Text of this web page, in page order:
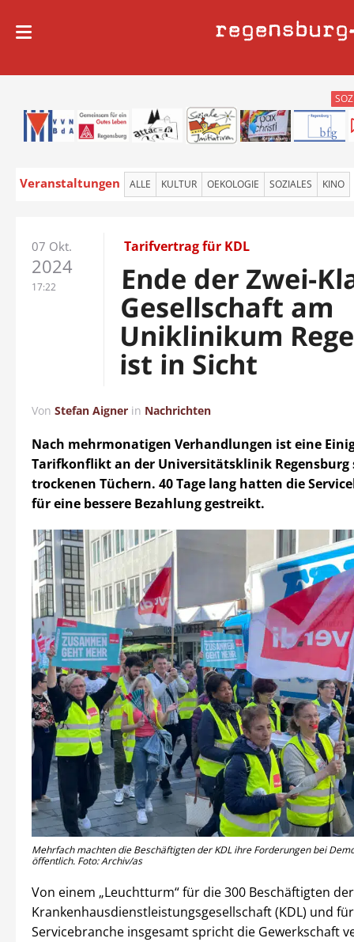
regensburg
Veranstaltungen ALLE KULTUR OEKOLOGIE SOZIALES KINO
07 Okt.
2024
17:22
Tarifvertrag für KDL
Ende der Zwei-
Gesellschaft am
Uniklinikum
ist in Sicht
Von Stefan Aigner in Nachrichten
Nach mehrmonatigen Verhandlungen ist eine
Tarifkonflikt an der Universitätsklinik Regensburg
trockenen Tüchern. 40 Tage lang hatten die
für eine bessere Bezahlung gestreikt.
Mehrfach machten die Beschäftigten der KDL ihre Forderungen bei
öffentlich. Foto: Archiv/as
Von einem „Leuchtturm“ für die 300 Beschäftigten der
Krankenhausdienstleistungsgesellschaft (KDL) und
Servicebranche insgesamt spricht die Gewerkschaft